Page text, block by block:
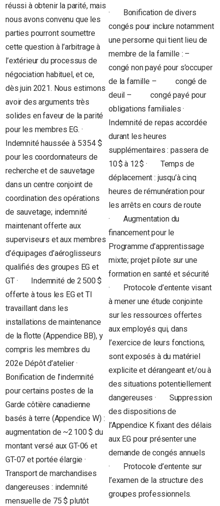
réussi à obtenir la parité, mais
nous avons convenu que les
parties pourront soumettre
cette question à l’arbitrage à
l’extérieur du processus de
négociation habituel, et ce,
dès juin 2021. Nous estimons
avoir des arguments très
solides en faveur de la parité
pour les membres EG. ·
Indemnité haussée à 5 354 $
pour les coordonnateurs de
recherche et de sauvetage
dans un centre conjoint de
coordination des opérations
de sauvetage; indemnité
maintenant offerte aux
superviseurs et aux membres
d’équipages d’aéroglisseurs
qualifiés des groupes EG et
GT · Indemnité de 2 500 $
offerte à tous les EG et TI
travaillant dans les
installations de maintenance
de la flotte (Appendice BB), y
compris les membres du
202e Dépôt d’atelier ·
Bonification de l’indemnité
pour certains postes de la
Garde côtière canadienne
basés à terre (Appendice W) :
augmentation de ~2 100 $ du
montant versé aux GT-06 et
GT-07 et portée élargie ·
Transport de marchandises
dangereuses : indemnité
mensuelle de 75 $ plutôt
· Bonification de divers
congés pour inclure notamment
une personne qui tient lieu de
membre de la famille : –
congé non payé pour s’occuper
de la famille – congé de
deuil – congé payé pour
obligations familiales ·
Indemnité de repas accordée
durant les heures
supplémentaires : passera de
10 $ à 12 $ · Temps de
déplacement : jusqu’à cinq
heures de rémunération pour
les arrêts en cours de route
· Augmentation du
financement pour le
Programme d’apprentissage
mixte; projet pilote sur une
formation en santé et sécurité
· Protocole d’entente visant
à mener une étude conjointe
sur les ressources offertes
aux employés qui, dans
l’exercice de leurs fonctions,
sont exposés à du matériel
explicite et dérangeant et/ou à
des situations potentiellement
dangereuses · Suppression
des dispositions de
l’Appendice K fixant des délais
aux EG pour présenter une
demande de congés annuels
· Protocole d’entente sur
l’examen de la structure des
groupes professionnels.